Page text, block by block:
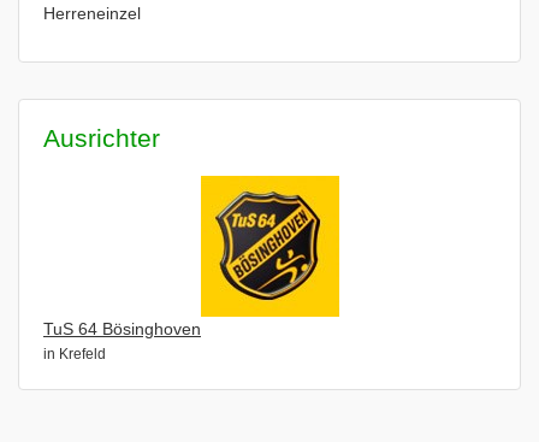
Herreneinzel
Ausrichter
TuS 64 Bösinghoven
in Krefeld